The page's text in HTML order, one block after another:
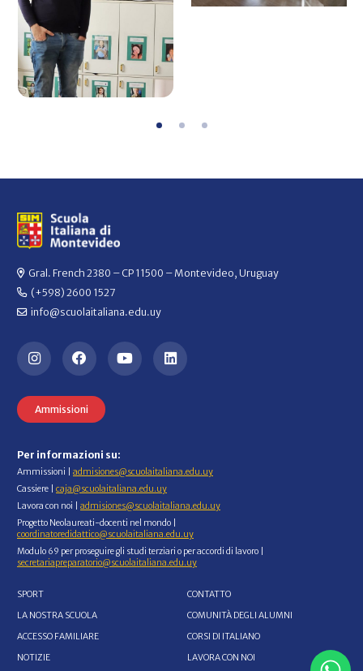
Gral. French 2380 – CP 11500 – Montevideo, Uruguay
(+598) 2600 1527
info@scuolaitaliana.edu.uy
Ammissioni
Per informazioni su:
Ammissioni | admisiones@scuolaitaliana.edu.uy
Cassiere | caja@scuolaitaliana.edu.uy
Lavora con noi | admisiones@scuolaitaliana.edu.uy
Progetto Neolaureati-docenti nel mondo |
coordinatoredidattico@scuolaitaliana.edu.uy
Modulo 69 per proseguire gli studi terziari o per accordi di lavoro |
secretariapreparatorio@scuolaitaliana.edu.uy
SPORT
LA NOSTRA SCUOLA
ACCESSO FAMILIARE
NOTIZIE
CONTATTO
COMUNITÀ DEGLI ALUMNI
CORSI DI ITALIANO
LAVORA CON NOI